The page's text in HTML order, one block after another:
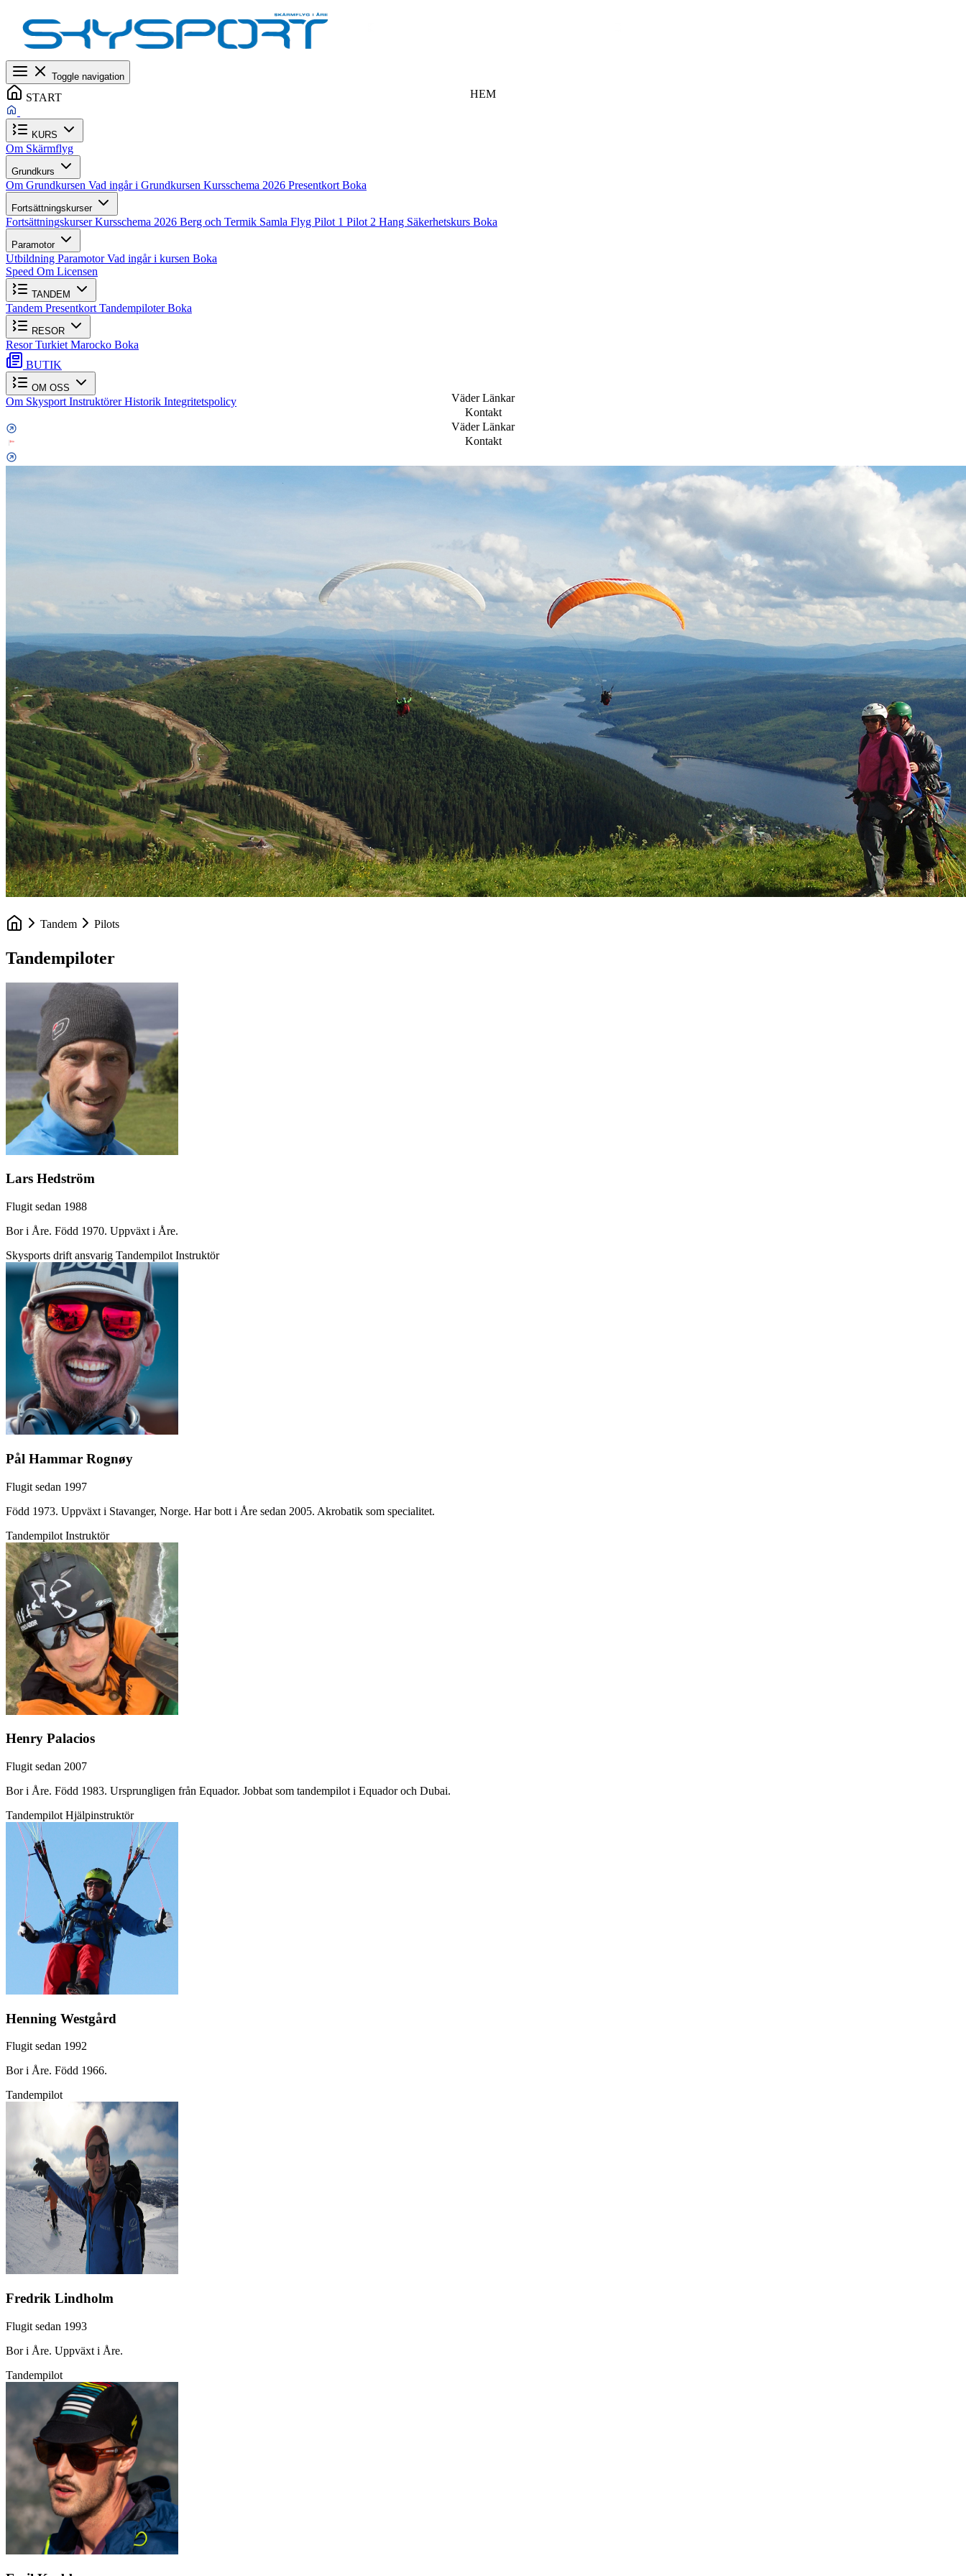
Toggle navigation
START HEM
KURS
Om Skärmflyg
Grundkurs
Om Grundkursen Vad ingår i Grundkursen Kursschema 2026 Presentkort Boka
Fortsättningskurser
FortsättningskurserKursschema 2026 Berg och Termik Samla Flyg Pilot 1 Pilot 2 Hang Säkerhetskurs Boka
Paramotor
Utbildning ParamotorVad ingår i kursen Boka
Speed Om Licensen
TANDEM
Tandem Presentkort TandempiloterBoka
RESOR
ResorTurkiet Marocko Boka
BUTIK
OM OSS
Om Skysport InstruktörerHistorik Integritetspolicy
Väder Länkar
Kontakt
Väder Länkar
Kontakt
Tandem Pilots
Tandempiloter
Lars Hedström
Flugit sedan 1988
Bor i Åre. Född 1970. Uppväxt i Åre.
Skysports drift ansvarig Tandempilot Instruktör
Pål Hammar Rognøy
Flugit sedan 1997
Född 1973. Uppväxt i Stavanger, Norge. Har bott i Åre sedan 2005. Akrobatik som specialitet.
Tandempilot Instruktör
Henry Palacios
Flugit sedan 2007
Bor i Åre. Född 1983. Ursprungligen från Equador. Jobbat som tandempilot i Equador och Dubai.
Tandempilot Hjälpinstruktör
Henning Westgård
Flugit sedan 1992
Bor i Åre. Född 1966.
Tandempilot
Fredrik Lindholm
Flugit sedan 1993
Bor i Åre. Uppväxt i Åre.
Tandempilot